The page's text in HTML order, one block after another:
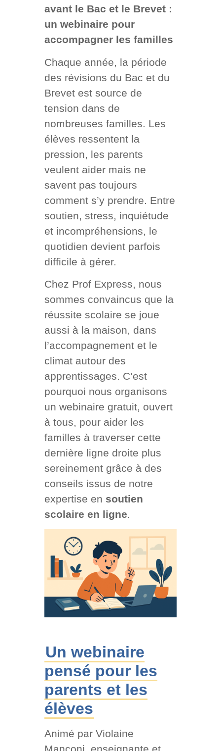
avant le Bac et le Brevet :
un webinaire pour
accompagner les familles
Chaque année, la période
des révisions du Bac et du
Brevet est source de
tension dans de
nombreuses familles. Les
élèves ressentent la
pression, les parents
veulent aider mais ne
savent pas toujours
comment s’y prendre. Entre
soutien, stress, inquiétude
et incompréhensions, le
quotidien devient parfois
difficile à gérer.
Chez Prof Express, nous
sommes convaincus que la
réussite scolaire se joue
aussi à la maison, dans
l’accompagnement et le
climat autour des
apprentissages. C’est
pourquoi nous organisons
un webinaire gratuit, ouvert
à tous, pour aider les
familles à traverser cette
dernière ligne droite plus
sereinement grâce à des
conseils issus de notre
expertise en soutien
scolaire en ligne.
Un webinaire
pensé pour les
parents et les
élèves
Animé par Violaine
Manconi, enseignante et